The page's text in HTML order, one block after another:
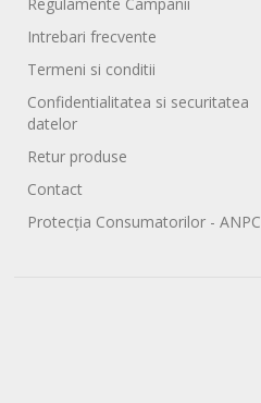
Intrebari frecvente
Termeni si conditii
Confidentialitatea si securitatea
datelor
Retur produse
Contact
Protecția Consumatorilor - ANPC